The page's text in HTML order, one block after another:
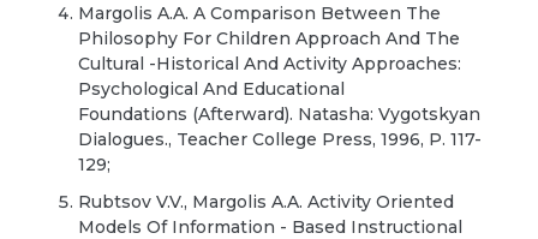
Margolis A.A. A Comparison Between The
Philosophy For Children Approach And The
Cultural -Historical And Activity Approaches:
Psychological And Educational
Foundations (Afterward). Natasha: Vygotskyan
Dialogues., Teacher College Press, 1996, P. 117-
129;
Rubtsov V.V., Margolis A.A. Activity Oriented
Models Of Information - Based Instructional